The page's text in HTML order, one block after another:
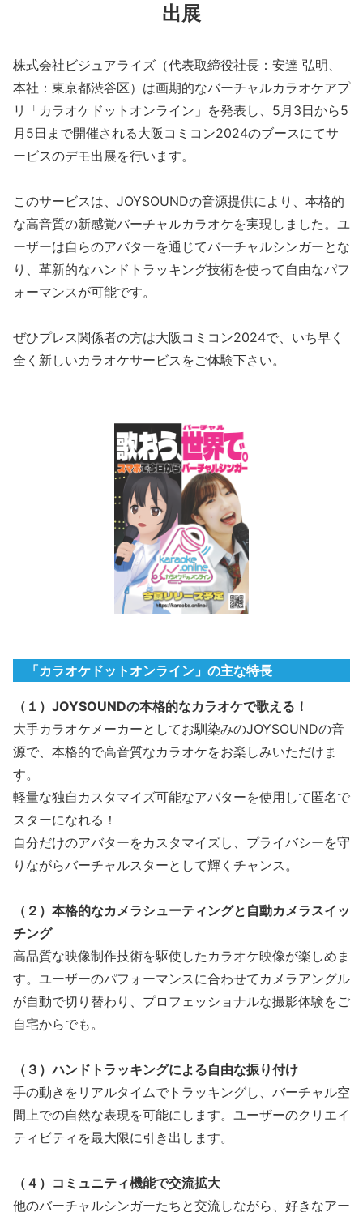
出展
株式会社ビジュアライズ（代表取締役社長：安達 弘明、
本社：東京都渋谷区）は画期的なバーチャルカラオケアプ
リ「カラオケドットオンライン」を発表し、5月3日から5
月5日まで開催される大阪コミコン2024のブースにてサ
ービスのデモ出展を行います。
このサービスは、JOYSOUNDの音源提供により、本格的
な高音質の新感覚バーチャルカラオケを実現しました。ユ
ーザーは自らのアバターを通じてバーチャルシンガーとな
り、革新的なハンドトラッキング技術を使って自由なパフ
ォーマンスが可能です。
ぜひプレス関係者の方は大阪コミコン2024で、いち早く
全く新しいカラオケサービスをご体験下さい。
「カラオケドットオンライン」の主な特長
（１）JOYSOUNDの本格的なカラオケで歌える！
大手カラオケメーカーとしてお馴染みのJOYSOUNDの音
源で、本格的で高音質なカラオケをお楽しみいただけま
す。
軽量な独自カスタマイズ可能なアバターを使用して匿名で
スターになれる！
自分だけのアバターをカスタマイズし、プライバシーを守
りながらバーチャルスターとして輝くチャンス。
（２）本格的なカメラシューティングと自動カメラスイッ
チング
高品質な映像制作技術を駆使したカラオケ映像が楽しめま
す。ユーザーのパフォーマンスに合わせてカメラアングル
が自動で切り替わり、プロフェッショナルな撮影体験をご
自宅からでも。
（３）ハンドトラッキングによる自由な振り付け
手の動きをリアルタイムでトラッキングし、バーチャル空
間上での自然な表現を可能にします。ユーザーのクリエイ
ティビティを最大限に引き出します。
（４）コミュニティ機能で交流拡大
他のバーチャルシンガーたちと交流しながら、好きなアー